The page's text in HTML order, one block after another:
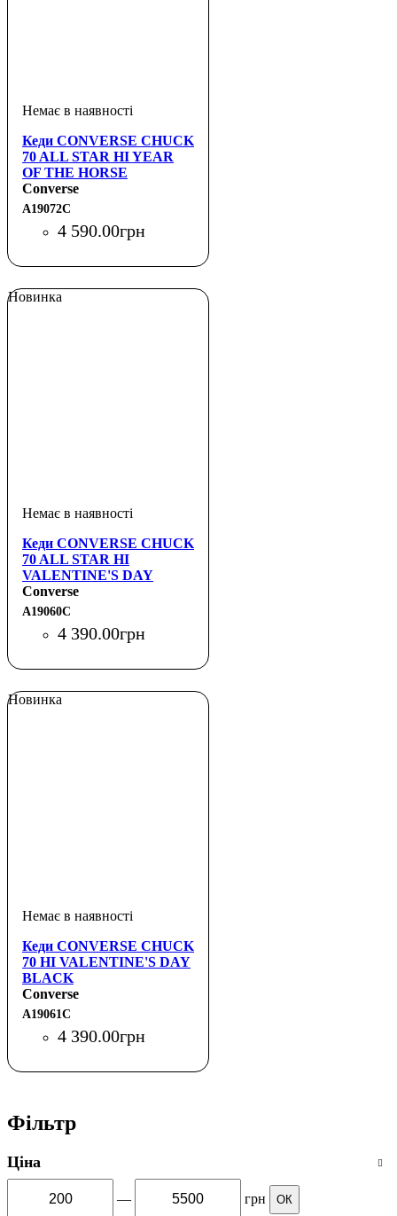
Кеди CONVERSE CHUCK
70 ALL STAR HI YEAR
OF THE HORSE
PLATINUM RED
Converse
A19072C
4 590.00грн
Новинка
Кеди CONVERSE CHUCK
70 ALL STAR HI
VALENTINE'S DAY
VINTAGE CARGO
Converse
A19060C
4 390.00грн
Новинка
Кеди CONVERSE CHUCK
70 HI VALENTINE'S DAY
BLACK
Converse
A19061C
4 390.00грн
Фільтр
Ціна
— грн ОК